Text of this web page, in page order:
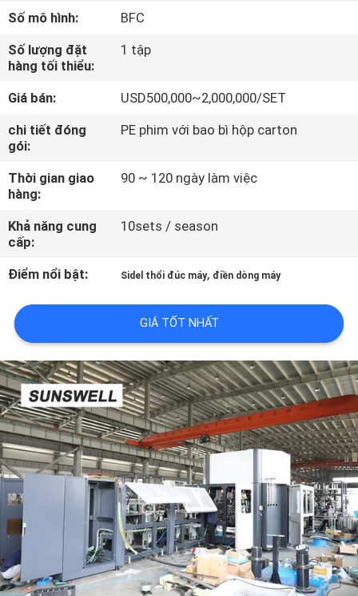
VỀ
CHÚNG
TÔI
THAM
QUAN
NHÀ
MÁY
SOÁT
CHẤT
LƯỢNG
LIÊN
HỆ
CHÚNG
TÔI
TIN
TỨC
Số mô hình:
BFC
Số lượng đặt
hàng tối thiểu:
1 tập
Giá bán:
USD500,000~2,000,000/SET
chi tiết đóng
gói:
PE phim với bao bì hộp carton
Thời gian giao
hàng:
90 ~ 120 ngày làm việc
Khả năng cung
cấp:
10sets / season
Điểm nổi bật: Sidel thổi đúc máy, điền dòng máy
GIÁ TỐT NHẤT